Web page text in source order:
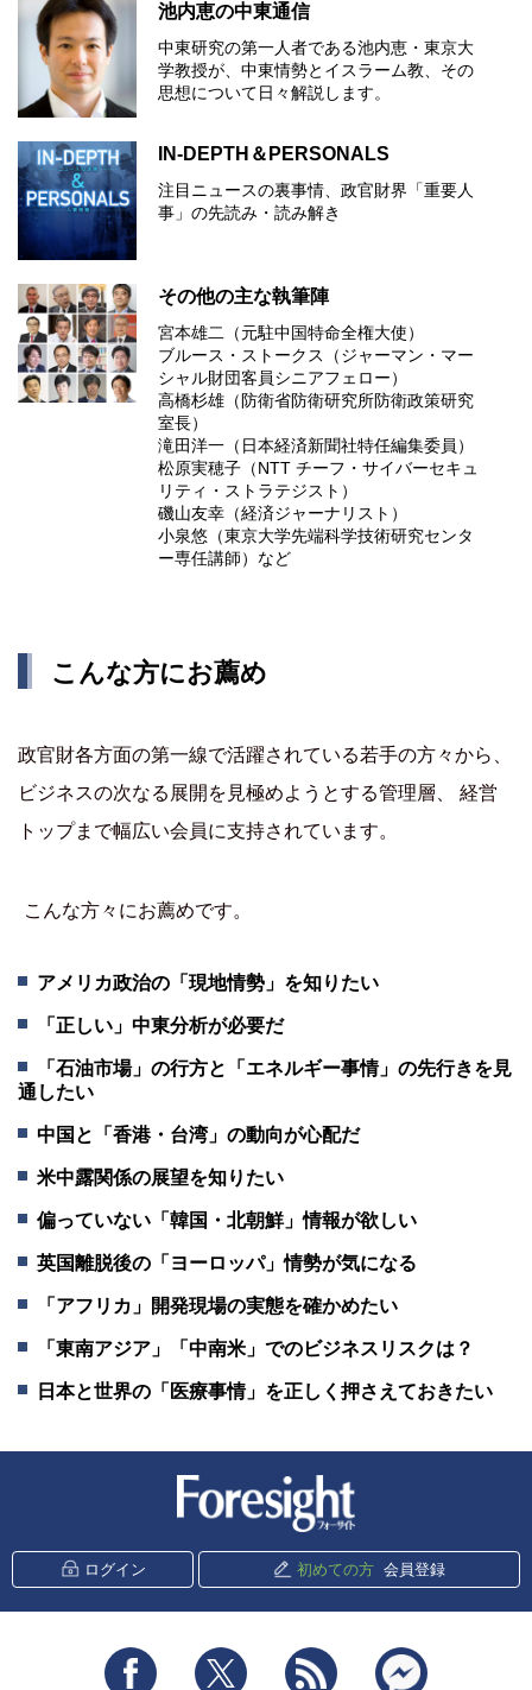
池内恵の中東通信
中東研究の第⼀⼈者である池内恵・東京⼤
学教授が、中東情勢とイスラーム教、その
思想について⽇々解説します。
IN-DEPTH＆PERSONALS
注目ニュースの裏事情、政官財界「重要人
事」の先読み・読み解き
その他の主な執筆陣
宮本雄二（元駐中国特命全権大使）
ブルース・ストークス（ジャーマン・マー
シャル財団客員シニアフェロー）
高橋杉雄（防衛省防衛研究所防衛政策研究
室長）
滝田洋一（日本経済新聞社特任編集委員）
松原実穂子（NTT チーフ・サイバーセキュ
リティ・ストラテジスト）
磯山友幸（経済ジャーナリスト）
小泉悠（東京大学先端科学技術研究センタ
ー専任講師）など
こんな方にお薦め
政官財各方面の第一線で活躍されている若手の方々から、
ビジネスの次なる展開を見極めようとする管理層、 経営
トップまで幅広い会員に支持されています。
こんな方々にお薦めです。
アメリカ政治の「現地情勢」を知りたい
「正しい」中東分析が必要だ
「石油市場」の行方と「エネルギー事情」の先行きを見
通したい
中国と「香港・台湾」の動向が心配だ
米中露関係の展望を知りたい
偏っていない「韓国・北朝鮮」情報が欲しい
英国離脱後の「ヨーロッパ」情勢が気になる
「アフリカ」開発現場の実態を確かめたい
「東南アジア」「中南米」でのビジネスリスクは？
日本と世界の「医療事情」を正しく押さえておきたい
ログイン 初めての方 会員登録
Facebook Twitter RSS